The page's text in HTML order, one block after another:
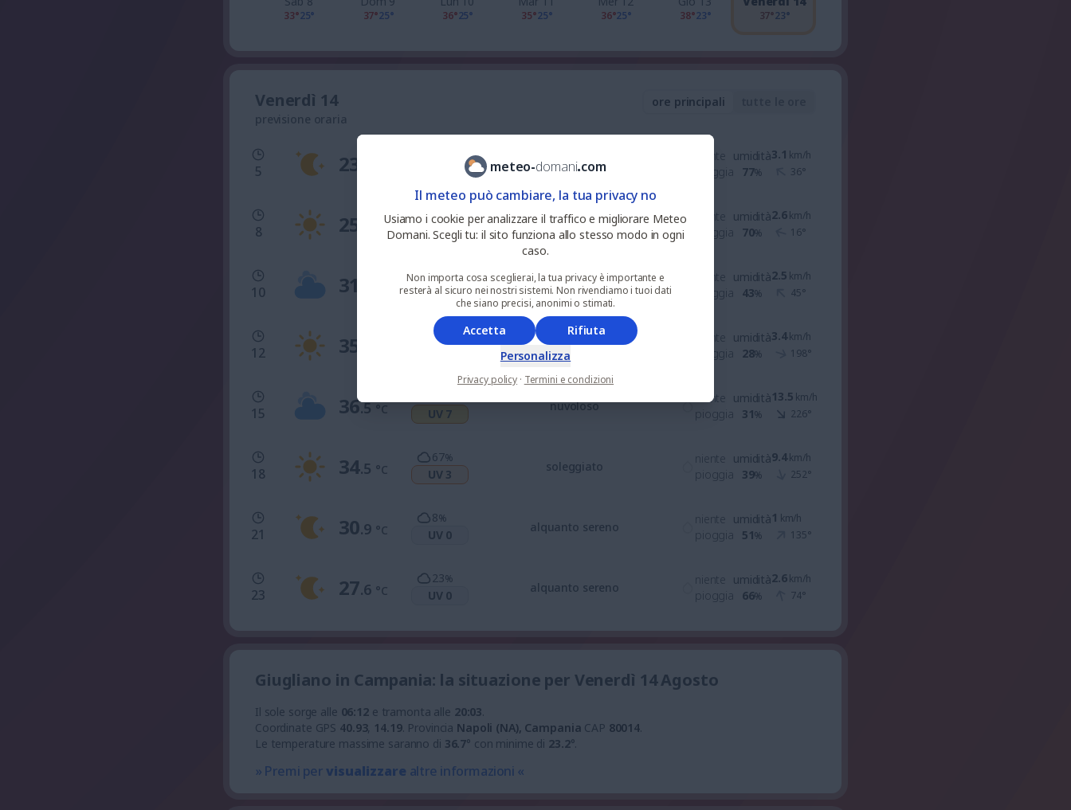
33°25° 37°25° 36°25° 35°25° 36°25° 38°23° 37°23°
Venerdì 14
previsione oraria
ore principali
5 23 sereno
niente
pioggia
umidità
77%
3.1 km/h
36°
8 25 °C
0%
UV 1
soleggiato
niente
pioggia
umidità
70%
2.6km/h
16°
10 31 62%
UV 4
nuvoloso
niente
pioggia
umidità
43%
2.5 km/h
45°
12 35 62
soleggiato
niente
pioggia
umidità
28%
3.4km/h
198°
15 36.5 °C UV 7
nuvoloso
niente
pioggia
umidità
31%
13.5 km/h
226°
18 34.5 °C
67%
UV 3
soleggiato
niente
pioggia
umidità
39%
9.4km/h
252°
21 30.9 °C
8%
UV 0
alquanto sereno
niente
pioggia
umidità
51%
1 km/h
135°
23 27.6 °C
23%
UV 0
alquanto sereno
niente
pioggia
umidità
66%
2.6km/h
74°
Giugliano in Campania: la situazione per Venerdì 14 Agosto
Il sole sorge alle 06:12e tramonta alle 20:03.
Coordinate GPS 40.93, 14.19. Provincia Napoli (NA), Campania CAP 80014.
Le temperature massime saranno di 36.7° con minime di 23.2°.
» Premi pervisualizzare altre informazioni «
meteo-domani.com
Il meteo può cambiare, la tua privacy no
Usiamo i cookie per analizzare il traffico e migliorare Meteo
Domani. Scegli tu: il sito funziona allo stesso modo in ogni
caso.
Non importa cosa sceglierai, la tua privacy è importante e
resterà al sicuro nei nostri sistemi. Non rivendiamo i tuoi dati
che siano precisi, anonimi o stimati.
Accetta
Rifiuta
Personalizza
Privacy policy · Termini e condizioni